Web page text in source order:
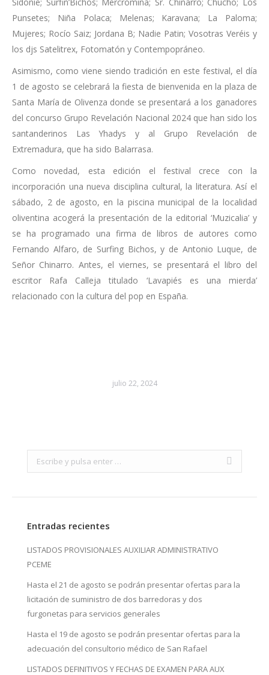
Punsetes; Niña Polaca; Melenas; Karavana; La Paloma;
Mujeres; Rocío Saiz; Jordana B; Nadie Patin; Vosotras Veréis y
los djs Satelitrex, Fotomatón y Contempopráneo.
Asimismo, como viene siendo tradición en este festival, el día
1 de agosto se celebrará la fiesta de bienvenida en la plaza de
Santa María de Olivenza donde se presentará a los ganadores
del concurso Grupo Revelación Nacional 2024 que han sido los
santanderinos Las Yhadys y al Grupo Revelación de
Extremadura, que ha sido Balarrasa.
Como novedad, esta edición el festival crece con la
incorporación una nueva disciplina cultural, la literatura. Así el
sábado, 2 de agosto, en la piscina municipal de la localidad
oliventina acogerá la presentación de la editorial ‘Muzicalia’ y
se ha programado una firma de libros de autores como
Fernando Alfaro, de Surfing Bichos, y de Antonio Luque, de
Señor Chinarro. Antes, el viernes, se presentará el libro del
escritor Rafa Calleja titulado ‘Lavapiés es una mierda’
relacionado con la cultura del pop en España.
julio 22, 2024
Search:
Entradas recientes
LISTADOS PROVISIONALES AUXILIAR ADMINISTRATIVO
PCEME
Hasta el 21 de agosto se podrán presentar ofertas para la
licitación de suministro de dos barredoras y dos
furgonetas para servicios generales
Hasta el 19 de agosto se podrán presentar ofertas para la
adecuación del consultorio médico de San Rafael
LISTADOS DEFINITIVOS Y FECHAS DE EXAMEN PARA AUX